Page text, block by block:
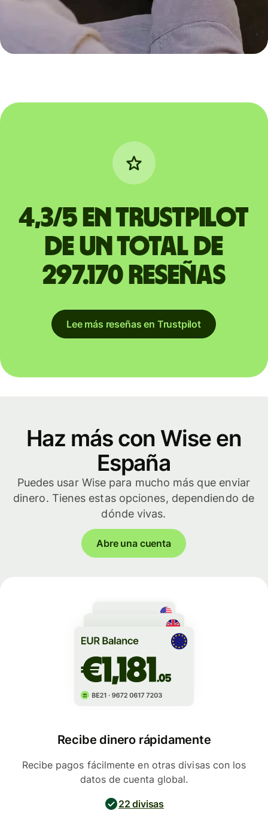
4,3/5 en Trustpilot
de un total de
297.170 reseñas
Lee más reseñas en Trustpilot
Haz más con Wise en
España
Puedes usar Wise para mucho más que enviar
dinero. Tienes estas opciones, dependiendo de
dónde vivas.
Abre una cuenta
Recibe dinero rápidamente
Recibe pagos fácilmente en otras divisas con los
datos de cuenta global.
22 divisas